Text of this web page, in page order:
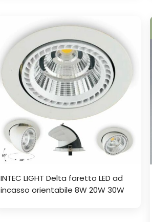
INTEC LIGHT Delta faretto LED ad
incasso orientabile 8W 20W 30W